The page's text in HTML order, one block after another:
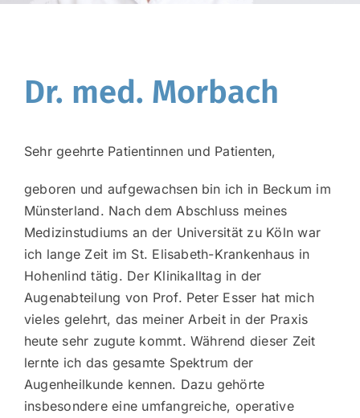
Dr. med. Morbach
Sehr geehrte Patientinnen und Patienten,
geboren und aufgewachsen bin ich in Beckum im
Münsterland. Nach dem Abschluss meines
Medizinstudiums an der Universität zu Köln war
ich lange Zeit im St. Elisabeth-Krankenhaus in
Hohenlind tätig. Der Klinikalltag in der
Augenabteilung von Prof. Peter Esser hat mich
vieles gelehrt, das meiner Arbeit in der Praxis
heute sehr zugute kommt. Während dieser Zeit
lernte ich das gesamte Spektrum der
Augenheilkunde kennen. Dazu gehörte
insbesondere eine umfangreiche, operative